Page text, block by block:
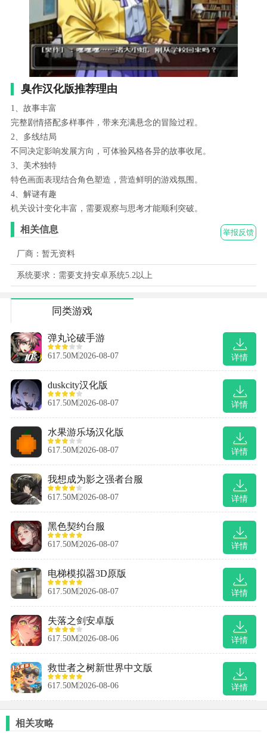
臭作汉化版推荐理由
1、故事丰富
完整剧情搭配多样事件，带来充满悬念的冒险过程。
2、多线结局
不同决定影响发展方向，可体验风格各异的故事收尾。
3、美术独特
特色画面表现结合角色塑造，营造鲜明的游戏氛围。
4、解谜有趣
机关设计变化丰富，需要观察与思考才能顺利突破。
举报反馈
相关信息
厂商：暂无资料
系统要求：需要支持安卓系统5.2以上
同类游戏
详情
弹丸论破手游
617.50M 2026-08-07
详情
duskcity汉化版
617.50M 2026-08-07
详情
水果游乐场汉化版
617.50M 2026-08-07
详情
我想成为影之强者台服
617.50M 2026-08-07
详情
黑色契约台服
617.50M 2026-08-07
详情
电梯模拟器3D原版
617.50M 2026-08-07
详情
失落之剑安卓版
617.50M 2026-08-06
详情
救世者之树新世界中文版
617.50M 2026-08-06
相关攻略